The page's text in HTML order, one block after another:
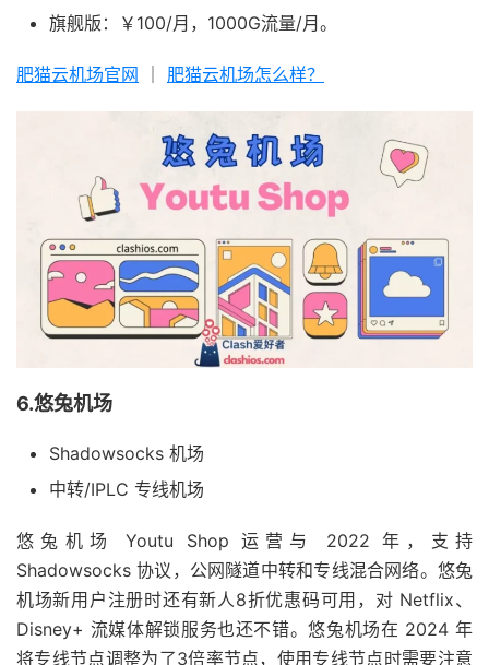
旗舰版：￥100/月，1000G流量/月。
肥猫云机场官网 肥猫云机场怎么样？
6.悠兔机场
Shadowsocks 机场
中转/IPLC 专线机场
悠兔机场 Youtu Shop 运营与 2022 年，支持
Shadowsocks 协议，公网隧道中转和专线混合网络。悠兔
机场新用户注册时还有新人8折优惠码可用，对 Netflix、
Disney+ 流媒体解锁服务也还不错。悠兔机场在 2024 年
将专线节点调整为了3倍率节点，使用专线节点时需要注意